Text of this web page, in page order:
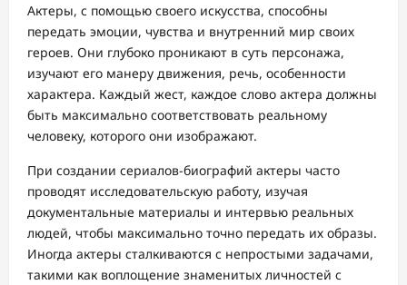
Актеры, с помощью своего искусства, способны
передать эмоции, чувства и внутренний мир своих
героев. Они глубоко проникают в суть персонажа,
изучают его манеру движения, речь, особенности
характера. Каждый жест, каждое слово актера должны
быть максимально соответствовать реальному
человеку, которого они изображают.
При создании сериалов-биографий актеры часто
проводят исследовательскую работу, изучая
документальные материалы и интервью реальных
людей, чтобы максимально точно передать их образы.
Иногда актеры сталкиваются с непростыми задачами,
такими как воплощение знаменитых личностей с